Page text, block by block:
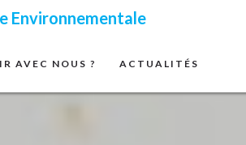
Environnementale
AVEC NOUS ?
ACTUALITÉS